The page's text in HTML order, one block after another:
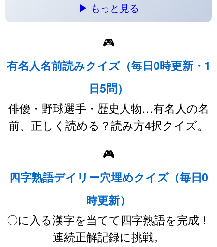
▶ もっと見る
🎮
有名人名前読みクイズ（毎日0時更新・1
日5問）
俳優・野球選手・歴史人物…有名人の名
前、正しく読める？読み方4択クイズ。
🎮
四字熟語デイリー穴埋めクイズ（毎日0
時更新）
〇に入る漢字を当てて四字熟語を完成！
連続正解記録に挑戦。